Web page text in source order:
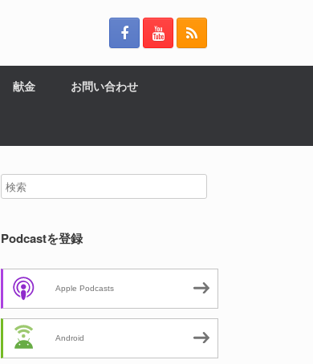
献金 お問い合わせ
Podcastを登録
Apple Podcasts
Android